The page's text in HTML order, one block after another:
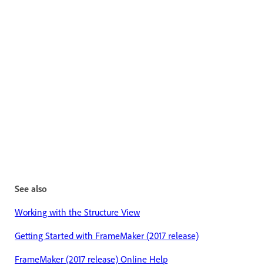
See also
Working with the Structure View
Getting Started with FrameMaker (2017 release)
FrameMaker (2017 release) Online Help